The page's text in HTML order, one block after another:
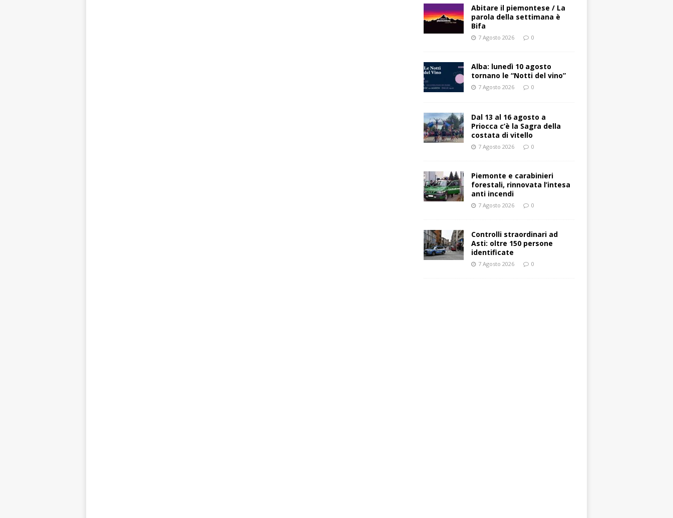
Abitare il piemontese / La
parola della settimana è
Bifa
7 Agosto 2026 0
Alba: lunedì 10 agosto
tornano le “Notti del vino”
7 Agosto 2026 0
Dal 13 al 16 agosto a
Priocca c’è la Sagra della
costata di vitello
7 Agosto 2026 0
Piemonte e carabinieri
forestali, rinnovata l’intesa
anti incendi
7 Agosto 2026 0
Controlli straordinari ad
Asti: oltre 150 persone
identificate
7 Agosto 2026 0